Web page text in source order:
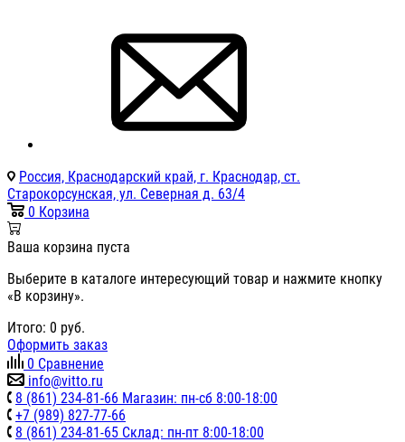
Россия, Краснодарский край, г. Краснодар, ст.
Старокорсунская, ул. Северная д. 63/4
0 Корзина
Ваша корзина пуста
Выберите в каталоге интересующий товар и нажмите кнопку
«В корзину».
Итого: 0 руб.
Оформить заказ
0 Сравнение
info@vitto.ru
8 (861) 234-81-66 Магазин: пн-сб 8:00-18:00
+7 (989) 827-77-66
8 (861) 234-81-65 Склад: пн-пт 8:00-18:00